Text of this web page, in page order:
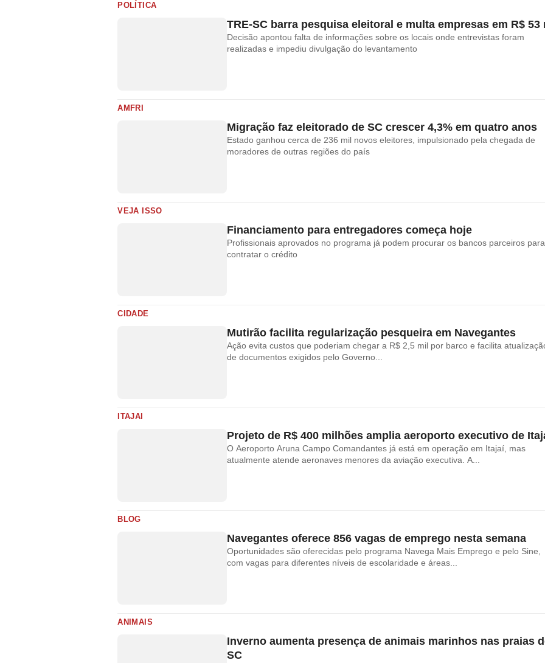
POLÍTICA
TRE-SC barra pesquisa eleitoral e multa empresas em R$ 53
Decisão apontou falta de informações sobre os locais onde entrevistas foram
realizadas e impediu divulgação do levantamento
AMFRI
Migração faz eleitorado de SC crescer 4,3% em quatro anos
Estado ganhou cerca de 236 mil novos eleitores, impulsionado pela chegada de
moradores de outras regiões do país
VEJA ISSO
Financiamento para entregadores começa hoje
Profissionais aprovados no programa já podem procurar os bancos parceiros para
contratar o crédito
CIDADE
Mutirão facilita regularização pesqueira em Navegantes
Ação evita custos que poderiam chegar a R$ 2,5 mil por barco e facilita
de documentos exigidos pelo Governo...
ITAJAI
Projeto de R$ 400 milhões amplia aeroporto executivo de
O Aeroporto Aruna Campo Comandantes já está em operação em Itajaí, mas
atualmente atende aeronaves menores da aviação executiva. A...
BLOG
Navegantes oferece 856 vagas de emprego nesta semana
Oportunidades são oferecidas pelo programa Navega Mais Emprego e pelo Sine,
com vagas para diferentes níveis de escolaridade e áreas...
ANIMAIS
Inverno aumenta presença de animais marinhos nas praias
SC